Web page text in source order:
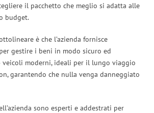
il pacchetto che meglio si adatta alle
budget.
è che l’azienda fornisce
gestire i beni in modo sicuro ed
veicoli moderni, ideali per il lungo viaggio
garantendo che nulla venga danneggiato
sono esperti e addestrati per